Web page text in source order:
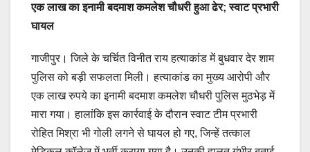
एक लाख का इनामी बदमाश कमलेश चौधरी हुआ ढेर; स्वाट प्रभारी
घायल
गाजीपुर। जिले के चर्चित विनीत राय हत्याकांड में बुधवार देर शाम
पुलिस को बड़ी सफलता मिली। हत्याकांड का मुख्य आरोपी और
एक लाख रुपये का इनामी बदमाश कमलेश चौधरी पुलिस मुठभेड़ में
मारा गया। हालांकि इस कार्रवाई के दौरान स्वाट टीम प्रभारी
रोहित मिश्रा भी गोली लगने से घायल हो गए, जिन्हें तत्काल